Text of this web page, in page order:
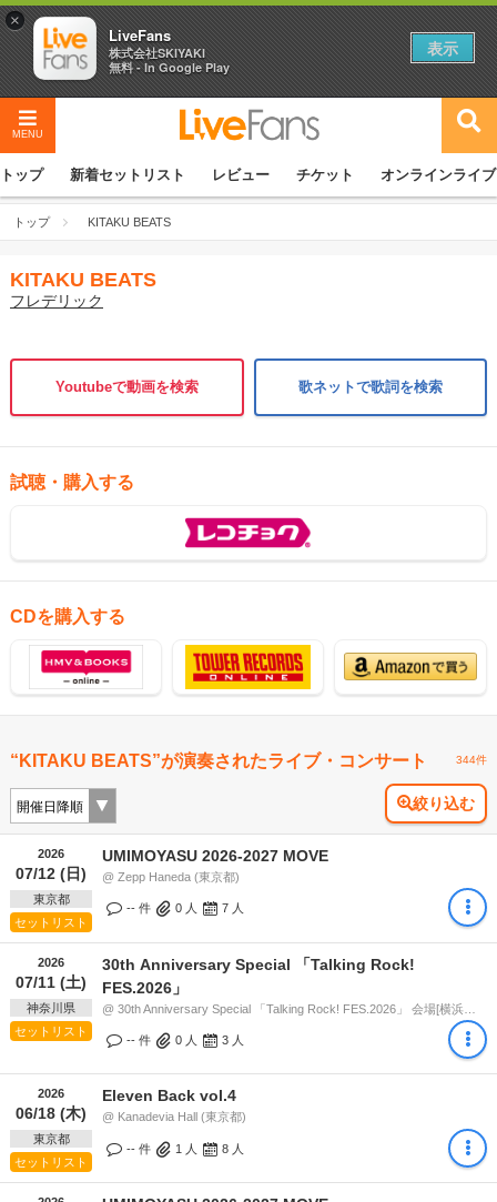
MENU
トップ 新着セットリスト レビュー チケット オンラインライブ
トップ KITAKU BEATS
KITAKU BEATS
フレデリック
Youtubeで動画を検索 歌ネットで歌詞を検索
試聴・購入する
CDを購入する
“KITAKU BEATS”が演奏されたライブ・コンサート 344件
絞り込む
2026
07/12 (日)
東京都
セットリスト
UMIMOYASU 2026-2027 MOVE
@ Zepp Haneda (東京都)
-- 件 0 人 7 人
2026
07/11 (土)
神奈川県
セットリスト
30th Anniversary Special 「Talking Rock!
FES.2026」
-- 件 0 人 3 人
2026
06/18 (木)
東京都
セットリスト
Eleven Back vol.4
@ Kanadevia Hall (東京都)
-- 件 1 人 8 人
×
LiveFans
株式会社SKIYAKI
無料 - In Google Play
表示